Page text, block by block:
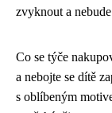
zvyknout a
Co se týče
a nebojte se dítě
s oblíbeným